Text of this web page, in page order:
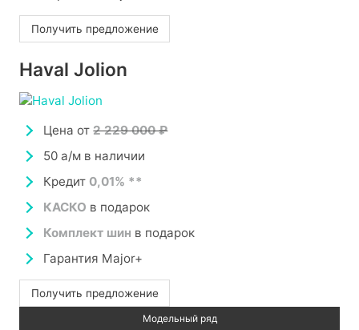
Получить предложение
Haval Jolion
Цена от2 229 000 ₽
50 а/м в наличии
Кредит 0,01% **
КАСКО в подарок
Комплект шин в подарок
Гарантия Major+
Получить предложение
Модельный ряд